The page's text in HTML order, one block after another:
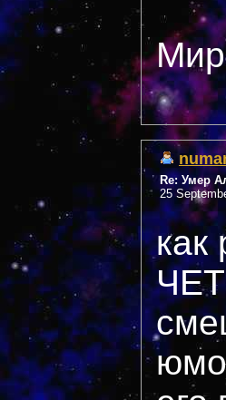
Re: Умер
25
как